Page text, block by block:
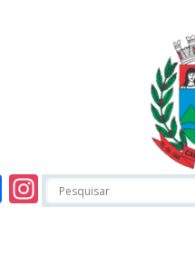
Facebook
Instagram